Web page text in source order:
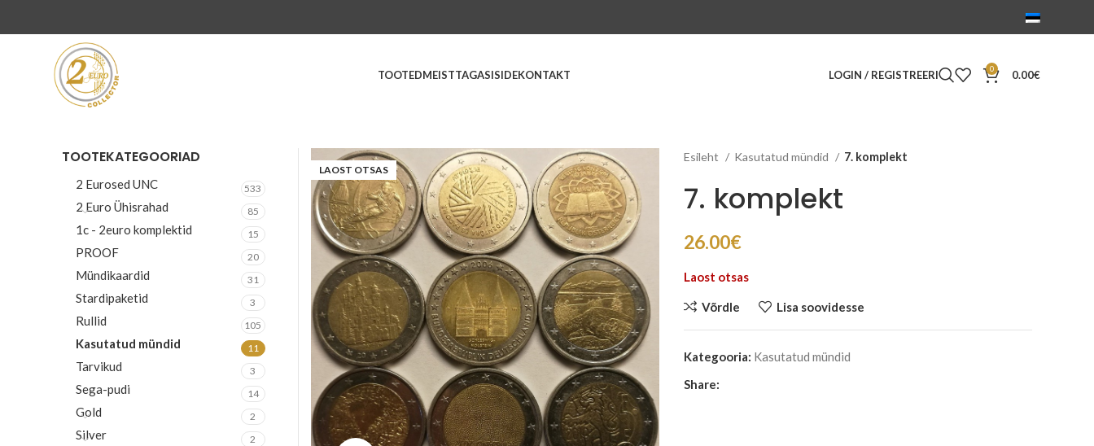
TOOTEDMEISTTAGASISIDEKONTAKT LOGIN / REGISTREERI 0 0.00€
LAOST OTSAS
Esileht Kasutatud mündid 7. komplekt
7. komplekt
26.00€
Laost otsas
Võrdle Lisa soovidesse
Kategooria: Kasutatud mündid
Share:
TOOTEKATEGOORIAD
2 Eurosed UNC 533
2 Euro Ühisrahad 85
1c - 2euro komplektid 15
PROOF 20
Mündikaardid 31
Stardipaketid 3
Rullid 105
Kasutatud mündid 11
Tarvikud 3
Sega-pudi 14
Gold 2
Silver 2